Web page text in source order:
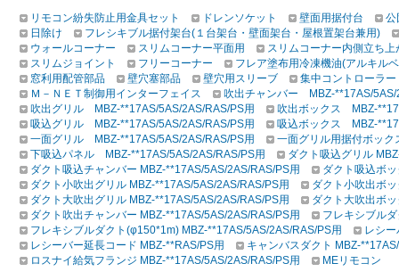
リモコン紛失防止用金具セット ドレンソケット 壁面用据付台
公
日除け
フレシキブル据付架台(１台架台・壁面架台・屋根置架台兼用)
ウォールコーナー
スリムコーナー平面用
スリムコーナー内側立ち上
スリムジョイント
フリーコーナー
フレア塗布用冷凍機油(アルキル
窓利用配管部品
壁穴塞部品 壁穴用スリーブ
集中コントローラー
Ｍ－ＮＥＴ制御用インターフェイス
吹出チャンバー MBZ-**17AS/5AS/
吹出グリル MBZ-**17AS/5AS/2AS/RAS/PS用
吹出ボックス MBZ-
吸込グリル MBZ-**17AS/5AS/2AS/RAS/PS用
吸込ボックス MBZ-
一面グリル MBZ-**17AS/5AS/2AS/RAS/PS用
一面グリル用据付ボッ
下吸込パネル MBZ-**17AS/5AS/2AS/RAS/PS用
ダクト吸込グリル
ダクト吸込チャンバー MBZ-**17AS/5AS/2AS/RAS/PS用
ダクト吸込ボ
ダクト小吹出グリル MBZ-**17AS/5AS/2AS/RAS/PS用
ダクト小吹出ボ
ダクト大吹出グリル MBZ-**17AS/5AS/2AS/RAS/PS用
ダクト大吹出ボ
ダクト吹出チャンバー MBZ-**17AS/5AS/2AS/RAS/PS用
フレキシブル
フレキシブルダクト(φ150*1m) MBZ-**17AS/5AS/2AS/RAS/PS用
レシ
レシーバー延長コード MBZ-**RAS/PS用
キャンバスダクト MBZ-
ロスナイ給気フランジ MBZ-**17AS/5AS/2AS/RAS/PS用
MEリモコン